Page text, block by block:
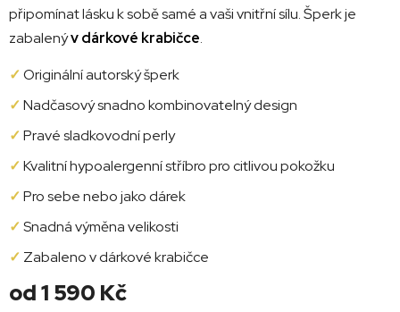
připomínat lásku k sobě samé a vaši vnitřní sílu. Šperk je
zabalenýv dárkové krabičce.
✓Originální autorský šperk
✓Nadčasový snadno kombinovatelný design
✓Pravé sladkovodní perly
✓Kvalitní hypoalergenní stříbro pro citlivou pokožku
✓Pro sebe nebo jako dárek
✓Snadná výměna velikosti
✓ Zabaleno v dárkové krabičce
od1 590 Kč